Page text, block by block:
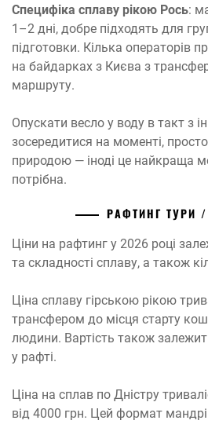
Специфіка сплаву рікою Рось:
1–2 дні, добре підходять для
підготовки. Кілька операторів
на байдарках з Києва з
маршруту.
Опускати весло у воду в такт з
зосередитися на моменті,
природою — іноді це найкраща
потрібна.
РАФТИНГ ТУРИ
Ціни на рафтинг у 2026 році
та складності сплаву, а також
Ціна сплаву гірською рікою
трансфером до місця старту
людини. Вартість також
у рафті.
Ціна на сплав по Дністру
від 4000 грн. Цей формат